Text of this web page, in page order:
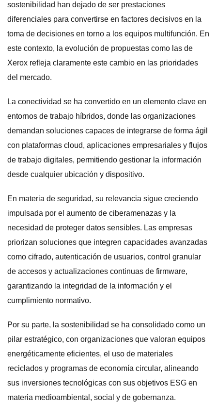
sostenibilidad han dejado de ser prestaciones
diferenciales para convertirse en factores decisivos en la
toma de decisiones en torno a los equipos multifunción. En
este contexto, la evolución de propuestas como las de
Xerox refleja claramente este cambio en las prioridades
del mercado.
La conectividad se ha convertido en un elemento clave en
entornos de trabajo híbridos, donde las organizaciones
demandan soluciones capaces de integrarse de forma ágil
con plataformas cloud, aplicaciones empresariales y flujos
de trabajo digitales, permitiendo gestionar la información
desde cualquier ubicación y dispositivo.
En materia de seguridad, su relevancia sigue creciendo
impulsada por el aumento de ciberamenazas y la
necesidad de proteger datos sensibles. Las empresas
priorizan soluciones que integren capacidades avanzadas
como cifrado, autenticación de usuarios, control granular
de accesos y actualizaciones continuas de firmware,
garantizando la integridad de la información y el
cumplimiento normativo.
Por su parte, la sostenibilidad se ha consolidado como un
pilar estratégico, con organizaciones que valoran equipos
energéticamente eficientes, el uso de materiales
reciclados y programas de economía circular, alineando
sus inversiones tecnológicas con sus objetivos ESG en
materia medioambiental, social y de gobernanza.